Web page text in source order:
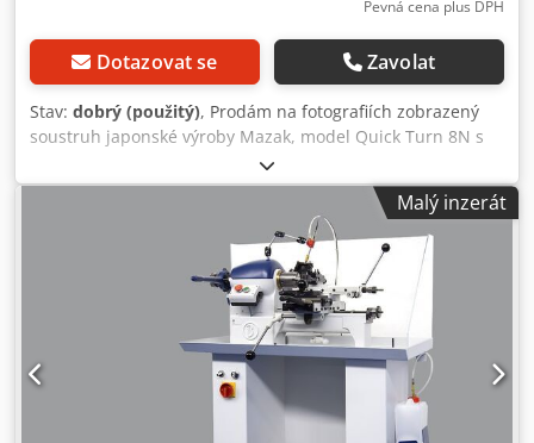
nástrojů - Náhradní šneky pro odvodník třísek - Montážní
náhradní díly
Pevná cena plus DPH
Dotazovat se Zavolat
Stav: dobrý (použitý), Prodám na fotografiích zobrazený
soustruh japonské výroby Mazak, model Quick Turn 8N s
řízením Mazatrol T32-2. Stroj je vybaven podavačem tyčí a
kleštinovým sklíčidlem. Zajišťujeme nakládku stroje na
místě. Cena uvedena bez DPH 23%. Dwodpezc Ri Tefx
Aicoa Průměr soustružení: 160 mm Maximální délka
soustružení: 285 mm Průchod vřetena: 40 mm Maximální
otáčky: 6000 ot/min Revolver s 8 pozicemi Koník v sadě
Sonda měření nástroje Hmotnost: 2700 kg
Malý inzerát